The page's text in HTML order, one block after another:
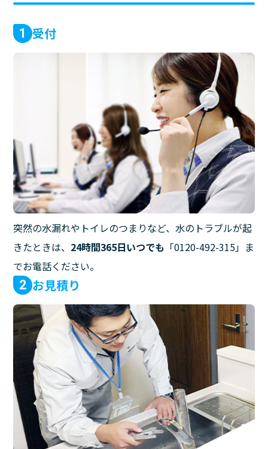
1 受付
突然の水漏れやトイレのつまりなど、水のトラブルが起
きたときは、 24時間365日いつでも 「0120-492-315」ま
でお電話ください。
2 お見積り